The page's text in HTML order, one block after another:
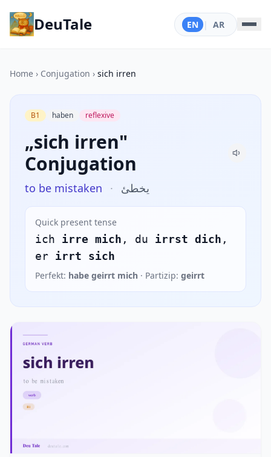
DeuTale EN | AR
Home › Conjugation › sich irren
B1 haben reflexive
„sich irren"
Conjugation
to be mistaken · يخطئ
Quick present tense
ich irre mich , du irrst dich ,
er irrt sich
Perfekt: habe geirrt mich · Partizip: geirrt